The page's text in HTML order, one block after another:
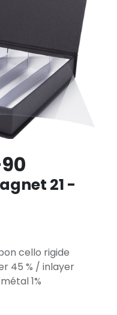
21 -
cello rigide
45 % / inlayer
1%